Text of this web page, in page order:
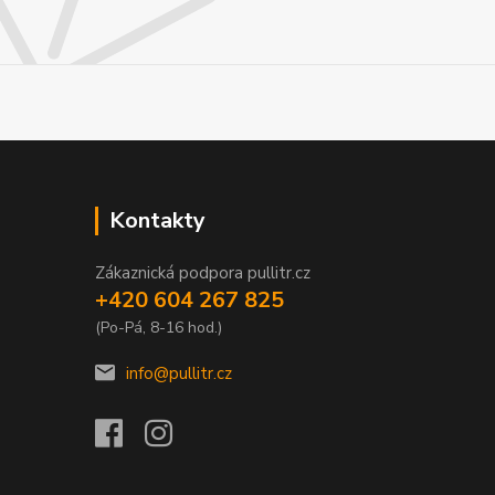
Kontakty
Zákaznická podpora pullitr.cz
+420 604 267 825
(Po-Pá, 8-16 hod.)
info@pullitr.cz